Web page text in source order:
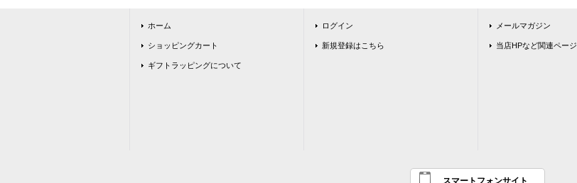
ホーム
ショッピングカート
ギフトラッピングについて
ログイン
新規登録はこちら
メールマガジン
当店HPなど関連ページ
スマートフォンサイト